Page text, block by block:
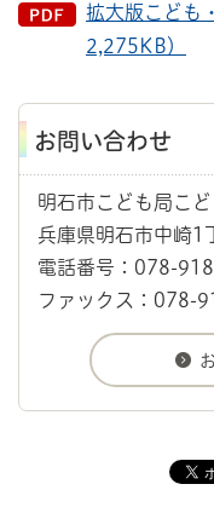
拡大版こども
2,275KB）
お問い合わせ
明石市こども局こ
兵庫県明石市中崎1
電話番号：078-
ファックス：078-